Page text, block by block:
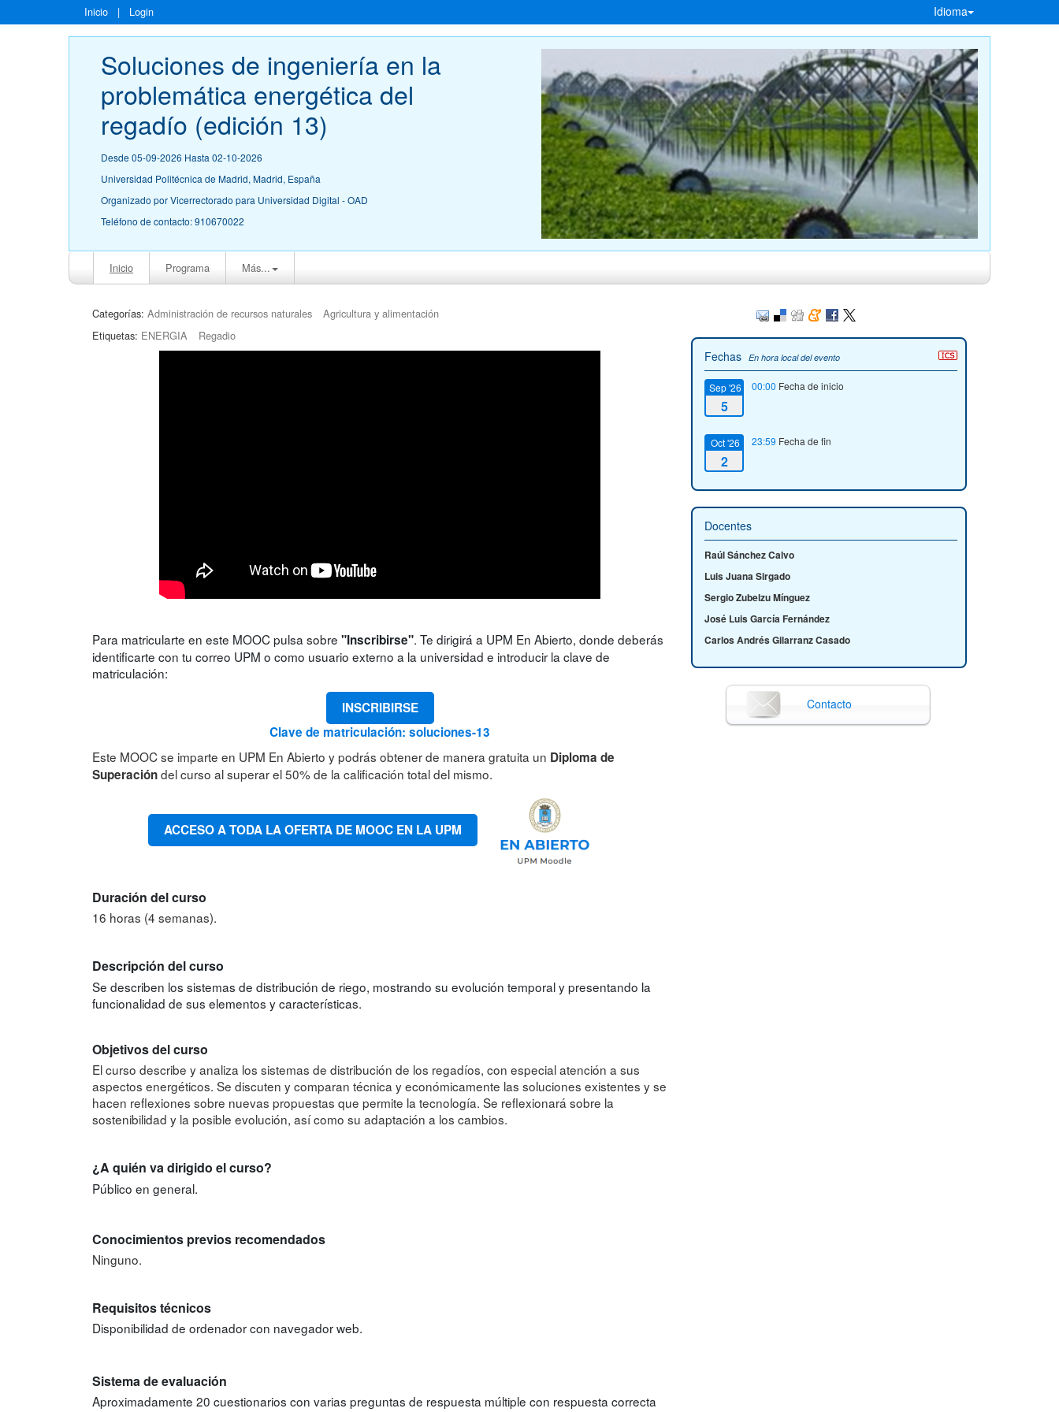
Inicio | Login Idioma
Soluciones de ingeniería en la
problemática energética del
regadío (edición 13)
Desde 05-09-2026 Hasta 02-10-2026
Universidad Politécnica de Madrid, Madrid, España
Organizado por Vicerrectorado para Universidad Digital - OAD
Teléfono de contacto: 910670022
Inicio Programa Más...
Categorías: Administración de recursos naturales
Agricultura y alimentación
Etiquetas: ENERGIA Regadio
Para matricularte en este MOOC pulsa sobre "Inscribirse". Te dirigirá a UPM En Abierto, donde deberás
identificarte con tu correo UPM o como usuario externo a la universidad e introducir la clave de
matriculación:
INSCRIBIRSE
Clave de matriculación: soluciones-13
Este MOOC se imparte en UPM En Abierto y podrás obtener de manera gratuita un Diploma de
Superacióndel curso al superar el 50% de la calificación total del mismo.
ACCESO A TODA LA OFERTA DE MOOC EN LA UPM
Duración del curso
16 horas (4 semanas).
Descripción del curso
Se describen los sistemas de distribución de riego, mostrando su evolución temporal y presentando la
funcionalidad de sus elementos y características.
Objetivos del curso
El curso describe y analiza los sistemas de distribución de los regadíos, con especial atención a sus
aspectos energéticos. Se discuten y comparan técnica y económicamente las soluciones existentes y se
hacen reflexiones sobre nuevas propuestas que permite la tecnología. Se reflexionará sobre la
sostenibilidad y la posible evolución, así como su adaptación a los cambios.
¿A quién va dirigido el curso?
Público en general.
Conocimientos previos recomendados
Ninguno.
Requisitos técnicos
Disponibilidad de ordenador con navegador web.
Sistema de evaluación
Aproximadamente 20 cuestionarios con varias preguntas de respuesta múltiple con respuesta correcta
Fechas En hora local del evento
Sep '26
5
00:00 Fecha de inicio
Oct '26
2
23:59 Fecha de fin
Docentes
Raúl Sánchez Calvo
Luis Juana Sirgado
Sergio Zubelzu Mínguez
José Luis García Fernández
Carlos Andrés Gilarranz Casado
Contacto